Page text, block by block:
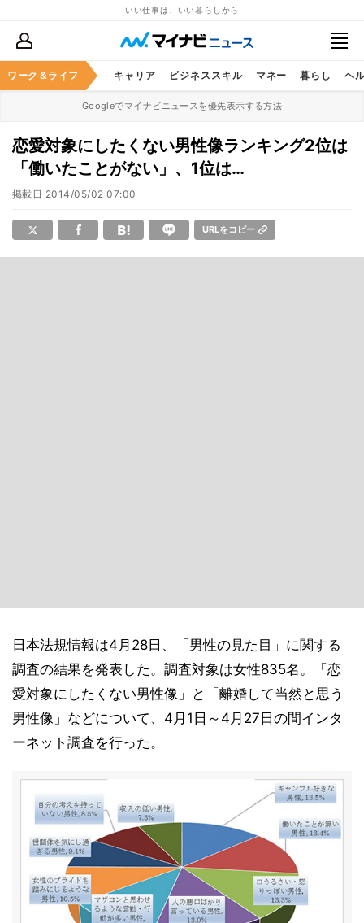
いい仕事は、いい暮らしから
ワーク＆ライフ キャリア ビジネススキル マネー 暮らし ヘ
Googleでマイナビニュースを優先表示する方法
恋愛対象にしたくない男性像ランキング2位は
「働いたことがない」、1位は…
掲載日 2014/05/02 07:00
URLをコピー
日本法規情報は4月28日、「男性の見た目」に関する
調査の結果を発表した。調査対象は女性835名。「恋
愛対象にしたくない男性像」と「離婚して当然と思う
男性像」などについて、4月1日～4月27日の間インタ
ーネット調査を行った。